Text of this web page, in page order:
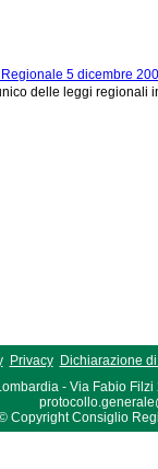
5 dicembre
delle leggi regionali
Privacy
Dichiarazione
- Via Fabio Filzi
Copyright Consiglio